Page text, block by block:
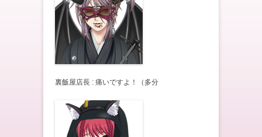
裏飯屋店長 : 痛いですよ！（多分